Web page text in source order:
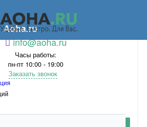
Aoha.ru
info@aoha.ru
Часы работы:
пн-пт 10:00 - 19:00
Заказать звонок